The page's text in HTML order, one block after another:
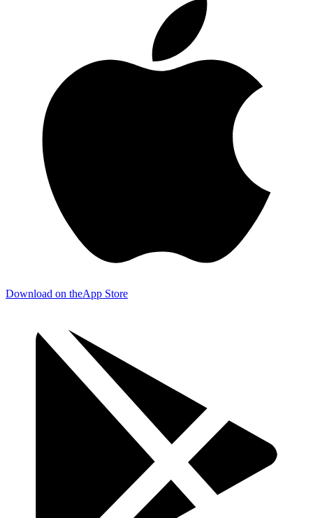
Download on theApp Store